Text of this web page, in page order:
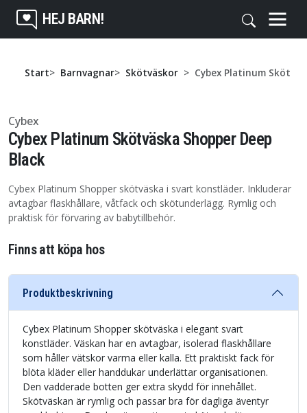
HEJ BARN!
Start Barnvagnar Skötväskor Cybex Platinum
Cybex
Cybex Platinum Skötväska Shopper Deep
Black
Cybex Platinum Shopper skötväska i svart konstläder. Inkluderar
avtagbar flaskhållare, våtfack och skötunderlägg. Rymlig och
praktisk för förvaring av babytillbehör.
Finns att köpa hos
Produktbeskrivning
Cybex Platinum Shopper skötväska i elegant svart
konstläder. Väskan har en avtagbar, isolerad flaskhållare
som håller vätskor varma eller kalla. Ett praktiskt fack för
blöta kläder eller handdukar underlättar organisationen.
Den vadderade botten ger extra skydd för innehållet.
Skötväskan är rymlig och passar bra för dagliga äventyr